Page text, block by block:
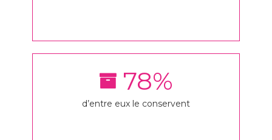
78%
d’entre eux le conservent